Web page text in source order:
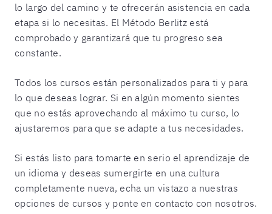
lo largo del camino y te ofrecerán asistencia en cada
etapa si lo necesitas. El Método Berlitz está
comprobado y garantizará que tu progreso sea
constante.
Todos los cursos están personalizados para ti y para
lo que deseas lograr. Si en algún momento sientes
que no estás aprovechando al máximo tu curso, lo
ajustaremos para que se adapte a tus necesidades.
Si estás listo para tomarte en serio el aprendizaje de
un idioma y deseas sumergirte en una cultura
completamente nueva, echa un vistazo a nuestras
opciones de cursos y ponte en contacto con nosotros.